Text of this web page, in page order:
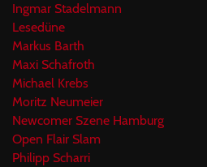
Ingmar Stadelmann
Lesedüne
Markus Barth
Maxi Schafroth
Michael Krebs
Moritz Neumeier
Newcomer Szene Hamburg
Open Flair Slam
Philipp Scharri